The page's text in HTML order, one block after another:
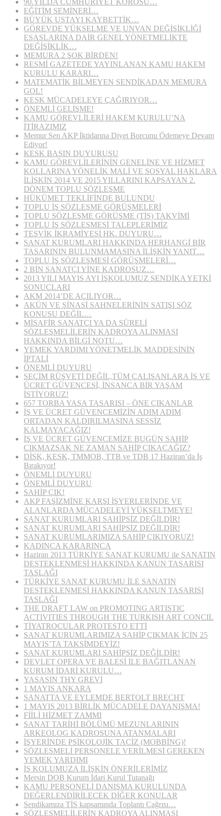
90.YILDA CUMHURİYET KOROSU…
EĞİTİM SEMİNERİ…
BÜYÜK USTAYI KAYBETTİK…
GÖREVDE YÜKSELME VE UNVAN DEĞİŞİKLİĞİ
ESASLARINA DAİR GENEL YÖNETMELİKTE
DEĞİŞİKLİK…
MEMURA 2 ŞOK BİRDEN!
RESMİ GAZETEDE YAYINLANAN KAMU HAKEM
KURULU KARARI…
MATEMATİK BİLMEYEN SENDİKADAN MEMURA
GOL!
KESK MÜCADELEYE ÇAĞIRIYOR…
ÖNEMLİ GELİŞME!
KAMU GÖREVLİLERİ HAKEM KURULU’NA
İTİRAZIMIZ
Memur Sen AKP İktidarına Diyet Borcunu Ödemeye Devam
Ediyor!
KESK BASIN DUYURUSU
KAMU GÖREVLİLERİNİN GENELİNE VE HİZMET
KOLLARINA YÖNELİK MALİ VE SOSYAL HAKLARA
İLİŞKİN 2014 VE 2015 YILLARINI KAPSAYAN 2.
DÖNEM TOPLU SÖZLEŞME
HÜKÜMET TEKLİFİNDE BULUNDU
TOPLU İŞ SÖZLEŞME GÖRÜŞMELERİ
TOPLU SÖZLEŞME GÖRÜŞME (TİS) TAKVİMİ
TOPLU İŞ SÖZLEŞMESİ TALEPLERİMİZ
TEŞVİK İKRAMİYESİ HK. DUYURU…
SANAT KURUMLARI HAKKINDA HERHANGİ BİR
TASARININ BULUNMAMASINA İLİŞKİN YANIT…
TOPLU İŞ SÖZLEŞMESİ GÖRÜŞMELERİ…
2 BİN SANATÇI YİNE KADROSUZ…
2013 YILI MAYIS AYI İŞKOLUMUZ SENDİKA YETKİ
SONUÇLARI
AKM 2014’DE AÇILIYOR…
AKÜN VE ŞİNASİ SAHNELERİNİN SATIŞI SÖZ
KONUSU DEĞİL…
MİSAFİR SANATÇI YA DA SÜRELİ
SÖZLEŞMELİLERİN KADROYA ALINMASI
HAKKINDA BİLGİ NOTU…
YEMEK YARDIMI YÖNETMELİK MADDESİNİN
İPTALİ
ÖNEMLİ DUYURU
SEÇİM RÜŞVETİ DEĞİL,TÜM ÇALIŞANLARA İŞ VE
ÜCRET GÜVENCESİ, İNSANCA BİR YAŞAM
İSTİYORUZ!
657 TORBA YASA TASARISI – ÖNE ÇIKANLAR
İŞ VE ÜCRET GÜVENCEMİZİN ADIM ADIM
ORTADAN KALDIRILMASINA SESSİZ
KALMAYACAĞIZ!
İŞ VE ÜCRET GÜVENCEMİZE BUGÜN SAHİP
ÇIKMAZSAK NE ZAMAN SAHİP ÇIKACAĞIZ?
DİSK, KESK, TMMOB, TTB ve TDB 17 Haziran’da İş
Bırakıyor!
ÖNEMLİ DUYURU
ÖNEMLİ DUYURU
SAHİP ÇIK!
AKP FAŞİZMİNE KARŞI İŞYERLERİNDE VE
ALANLARDA MÜCADELEYİ YÜKSELTMEYE!
SANAT KURUMLARI SAHİPSİZ DEĞİLDİR!
SANAT KURUMLARI SAHİPSİZ DEĞİLDİR!
SANAT KURUMLARIMIZA SAHİP ÇIKIYORUZ!
KADINCA KARARINCA
Haziran 2013 TÜRKİYE SANAT KURUMU ile SANATIN
DESTEKLENMESİ HAKKINDA KANUN TASARISI
TASLAĞI
TÜRKİYE SANAT KURUMU İLE SANATIN
DESTEKLENMESİ HAKKINDA KANUN TASARISI
TASLAĞI
THE DRAFT LAW on PROMOTING ARTISTIC
ACTIVITIES THROUGH THE TURKISH ART CONCIL
TİYATROCULAR PROTESTO ETTİ
SANAT KURUMLARIMIZA SAHİP ÇIKMAK İÇİN 25
MAYIS’TA TAKSİMDEYİZ!
SANAT KURUMLARI SAHİPSİZ DEĞİLDİR!
DEVLET OPERA VE BALESİ İLE BAĞITLANAN
KURUM İDARİ KURULU…
YAŞASIN THY GREVİ
1 MAYIS ANKARA
SANATTA VE EYLEMDE BERTOLT BRECHT
1 MAYIS 2013 BİRLİK MÜCADELE DAYANIŞMA!
FİİLİ HİZMET ZAMMI
SANAT TARİHİ BÖLÜMÜ MEZUNLARININ
ARKEOLOG KADROSUNA ATANMALARI
İŞYERİNDE PSİKOLOJİK TACİZ (MOBBİNG)!
SÖZLEŞMELİ PERSONELE VERİLMESİ GEREKEN
YEMEK YARDIMI
İŞ KOLUMUZA İLİŞKİN ÖNERİLERİMİZ
Mersin DOB Kurum İdari Kurul Tutanağı
KAMU PERSONELİ DANIŞMA KURULUNDA
DEĞERLENDİRİLECEK DİĞER KONULAR
Sendikamıza TİS kapsamında Toplantı Çağrısı…
SÖZLEŞMELİLERİN KADROYA ALINMASI